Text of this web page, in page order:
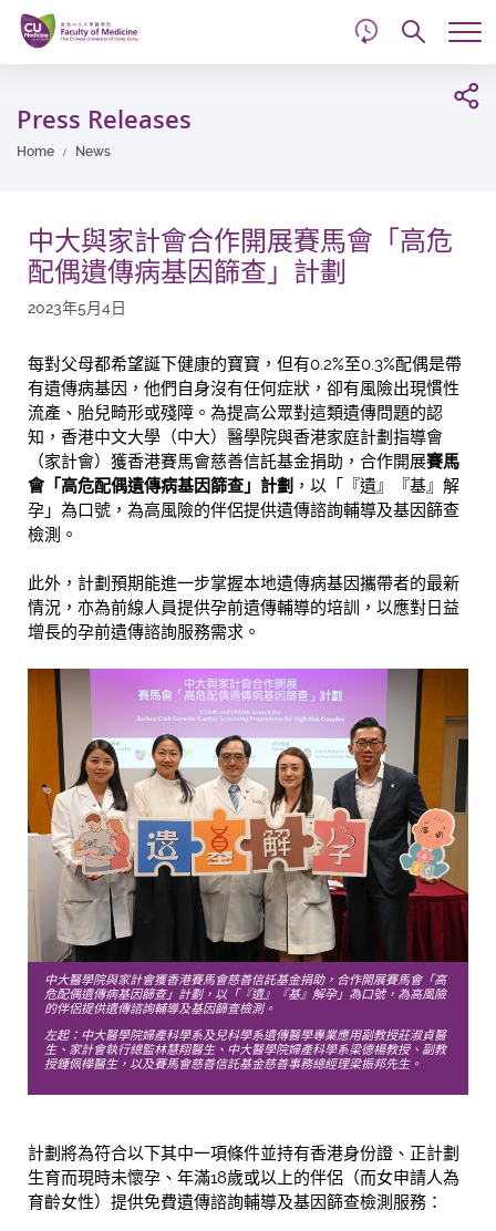
Skip
main
content
Press Releases
Home News
中大與家計會合作開展賽馬會「高危
配偶遺傳病基因篩查」計劃
2023年5月4日
每對父母都希望誕下健康的寶寶，但有0.2%至0.3%配偶是帶
有遺傳病基因，他們自身沒有任何症狀，卻有風險出現慣性
流產、胎兒畸形或殘障。為提高公眾對這類遺傳問題的認
知，香港中文大學（中大）醫學院與香港家庭計劃指導會
（家計會）獲香港賽馬會慈善信託基金捐助，合作開展賽馬
會「高危配偶遺傳病基因篩查」計劃 ，以「『遺』『基』解
孕」為口號，為高風險的伴侶提供遺傳諮詢輔導及基因篩查
檢測。
此外，計劃預期能進一步掌握本地遺傳病基因攜帶者的最新
情況，亦為前線人員提供孕前遺傳輔導的培訓，以應對日益
增長的孕前遺傳諮詢服務需求。
中大醫學院與家計會獲香港賽馬會慈善信託基金捐助，合作開展賽馬會「高
危配偶遺傳病基因篩查」計劃，以「『遺』『基』解孕」為口號，為高風險
的伴侶提供遺傳諮詢輔導及基因篩查檢測。
左起：中大醫學院婦產科學系及兒科學系遺傳醫學專業應用副教授莊淑貞醫
生、家計會執行總監林慧翔醫生、中大醫學院婦產科學系梁德楊教授、副教
授鍾佩樺醫生，以及賽馬會慈善信託基金慈善事務總經理梁振邦先生。
計劃將為符合以下其中一項條件並持有香港身份證、正計劃
生育而現時未懷孕、年滿18歲或以上的伴侶（而女申請人為
育齡女性）提供免費遺傳諮詢輔導及基因篩查檢測服務：